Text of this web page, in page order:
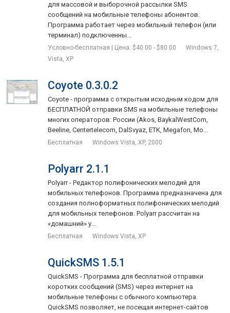
для массовой и выборочной рассылки SMS
сообщений на мобильные телефоны абонентов.
Программа работает через мобильный телефон (или
терминал) подключенны...
Условно-бесплатная | Цена: $40.00 - $80.00
Windows 7,
Vista, XP
Coyote 0.3.0.2
Coyote - программа с открытым исходным кодом для
БЕСПЛАТНОЙ отправки SMS на мобильные телефоны
многих операторов: России (Akos, BaykalWestCom,
Beeline, Centertelecom, DalSvyaz, ETK, Megafon, Mo...
Бесплатная Windows Vista, XP, 2000
Polyarr 2.1.1
Polyarr - Редактор полифонических мелодий для
мобильных телефонов. Программа предназначена для
создания полноформатных полифонических мелодий
для мобильных телефонов. Polyarr рассчитан на
«домашний» у...
Бесплатная Windows Vista, XP
QuickSMS 1.5.1
QuickSMS - Программа для бесплатной отправки
коротких сообщений (SMS) через интернет на
мобильные телефоны с обычного компьютера.
QuickSMS позволяет, не посещая интернет-сайтов